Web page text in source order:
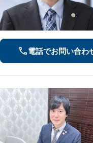
電話でお問い合わ